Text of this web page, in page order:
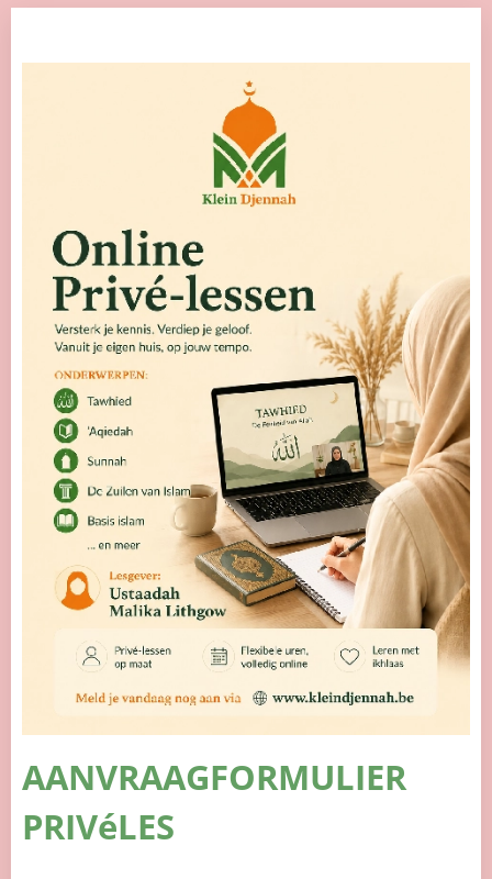
AANVRAAGFORMULIER
PRIVéLES